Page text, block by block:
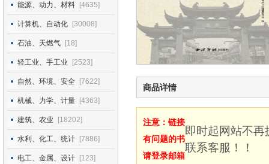
能源、动力、材料 [4635]
计算机、自动化 [30008]
石油、天燃气 [18]
轻工业、手工业 [2523]
自然、环境、安全 [7622]
机械、力学、计量 [4363]
建筑、农业 [18202]
水利、化工、统计 [7886]
电工、金属、设计 [123]
商品详情
注意：链接
有问题的书
请登录邮箱
即时起网站不
联系客服！！